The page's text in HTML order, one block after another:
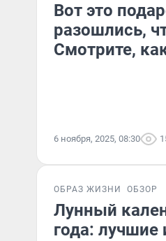
Вот это
разошлись,
Смотрите,
6 ноября, 2025, 08:30
ОБРАЗ ЖИЗНИ ОБЗОР
Лунный
года: